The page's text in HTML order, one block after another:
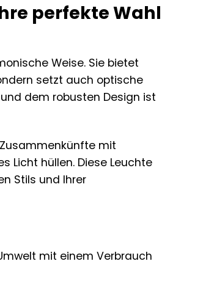
perfekte Wahl
Weise. Sie bietet
setzt auch optische
dem robusten Design ist
mit
Licht hüllen. Diese Leuchte
Stils und Ihrer
mit einem Verbrauch